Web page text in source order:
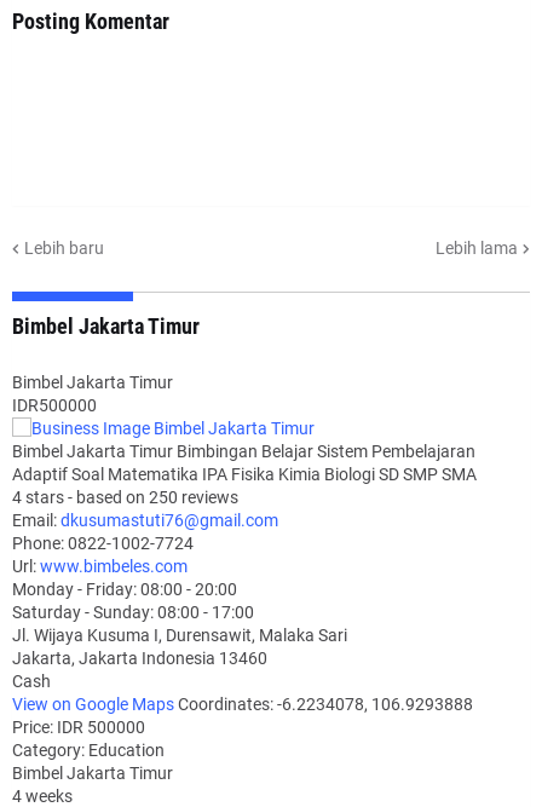
Posting Komentar
Lebih baru Lebih lama
Bimbel Jakarta Timur
Bimbel Jakarta Timur
IDR500000
Bimbel Jakarta Timur Bimbingan Belajar Sistem Pembelajaran
Adaptif Soal Matematika IPA Fisika Kimia Biologi SD SMP SMA
4 stars - based on 250 reviews
Email:dkusumastuti76@gmail.com
Phone:0822-1002-7724
Url:www.bimbeles.com
Monday - Friday: 08:00 - 20:00
Saturday - Sunday: 08:00 - 17:00
Jl. Wijaya Kusuma I, Durensawit, Malaka Sari
Jakarta, Jakarta Indonesia 13460
Cash
View on Google MapsCoordinates: -6.2234078, 106.9293888
Price: IDR 500000
Category: Education
Bimbel Jakarta Timur
4 weeks